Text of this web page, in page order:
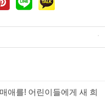
애를! 어린이들에게 새 희